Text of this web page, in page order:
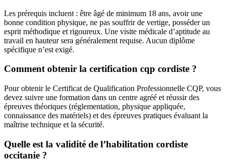
Les prérequis incluent : être âgé de minimum 18 ans, avoir une
bonne condition physique, ne pas souffrir de vertige, posséder un
esprit méthodique et rigoureux. Une visite médicale d’aptitude au
travail en hauteur sera généralement requise. Aucun diplôme
spécifique n’est exigé.
Comment obtenir la certification cqp cordiste ?
Pour obtenir le Certificat de Qualification Professionnelle CQP, vous
devez suivre une formation dans un centre agréé et réussir des
épreuves théoriques (réglementation, physique appliquée,
connaissance des matériels) et des épreuves pratiques évaluant la
maîtrise technique et la sécurité.
Quelle est la validité de l’habilitation cordiste
occitanie ?